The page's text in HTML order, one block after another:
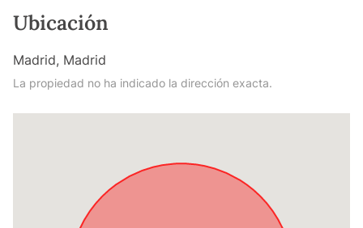
Ubicación
Madrid, Madrid
La propiedad no ha indicado la dirección exacta.